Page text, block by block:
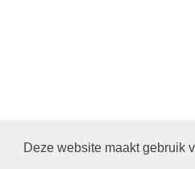
Deze website maakt gebruik
Protestantsekerk.net is een